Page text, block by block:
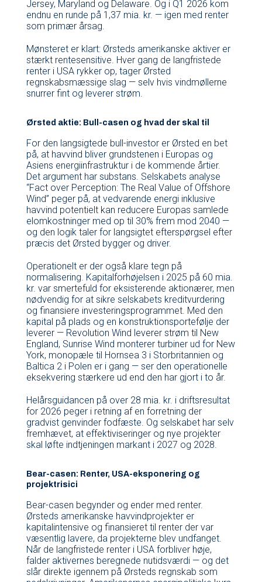
Jersey, Maryland og Delaware. Og i Q1 2026 kom
endnu en runde på 1,37 mia. kr. — igen med renter
som primær årsag.
Mønsteret er klart: Ørsteds amerikanske aktiver er
stærkt rentesensitive. Hver gang de langfristede
renter i USA rykker op, tager Ørsted
regnskabsmæssige slag — selv hvis vindmøllerne
snurrer fint og leverer strøm.
Ørsted aktie: Bull-casen og hvad der skal til
For den langsigtede bull-investor er Ørsted en bet
på, at havvind bliver grundstenen i Europas og
Asiens energiinfrastruktur i de kommende årtier.
Det argument har substans. Selskabets analyse
“Fact over Perception: The Real Value of Offshore
Wind” peger på, at vedvarende energi inklusive
havvind potentielt kan reducere Europas samlede
elomkostninger med op til 30% frem mod 2040 —
og den logik taler for langsigtet efterspørgsel efter
præcis det Ørsted bygger og driver.
Operationelt er der også klare tegn på
normalisering. Kapitalforhøjelsen i 2025 på 60 mia.
kr. var smertefuld for eksisterende aktionærer, men
nødvendig for at sikre selskabets kreditvurdering
og finansiere investeringsprogrammet. Med den
kapital på plads og en konstruktionsportefølje der
leverer — Revolution Wind leverer strøm til New
England, Sunrise Wind monterer turbiner ud for New
York, monopæle til Hornsea 3 i Storbritannien og
Baltica 2 i Polen er i gang — ser den operationelle
eksekvering stærkere ud end den har gjort i to år.
Helårsguidancen på over 28 mia. kr. i driftsresultat
for 2026 peger i retning af en forretning der
gradvist genvinder fodfæste. Og selskabet har selv
fremhævet, at effektiviseringer og nye projekter
skal løfte indtjeningen markant i 2027 og 2028.
Bear-casen: Renter, USA-eksponering og
projektrisici
Bear-casen begynder og ender med renter.
Ørsteds amerikanske havvindprojekter er
kapitalintensive og finansieret til renter der var
væsentlig lavere, da projekterne blev undfanget.
Når de langfristede renter i USA forbliver høje,
falder aktivernes beregnede nutidsværdi — og det
slår direkte igennem på Ørsteds regnskab som